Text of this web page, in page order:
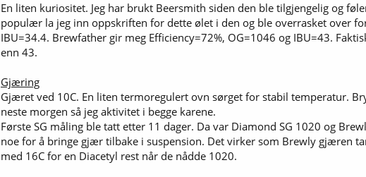
En liten kuriositet. Jeg har brukt Beersmith siden den ble tilgjengelig og
populær la jeg inn oppskriften for dette ølet i den og ble overrasket over
IBU=34.4. Brewfather gir meg Efficiency=72%, OG=1046 og IBU=43.
enn 43.
Gjæring
Gjæret ved 10C. En liten termoregulert ovn sørget for stabil temperatur.
neste morgen så jeg aktivitet i begge karene.
Første SG måling ble tatt etter 11 dager. Da var Diamond SG 1020 og
noe for å bringe gjær tilbake i suspension. Det virker som Brewly gjæren
med 16C for en Diacetyl rest når de nådde 1020.